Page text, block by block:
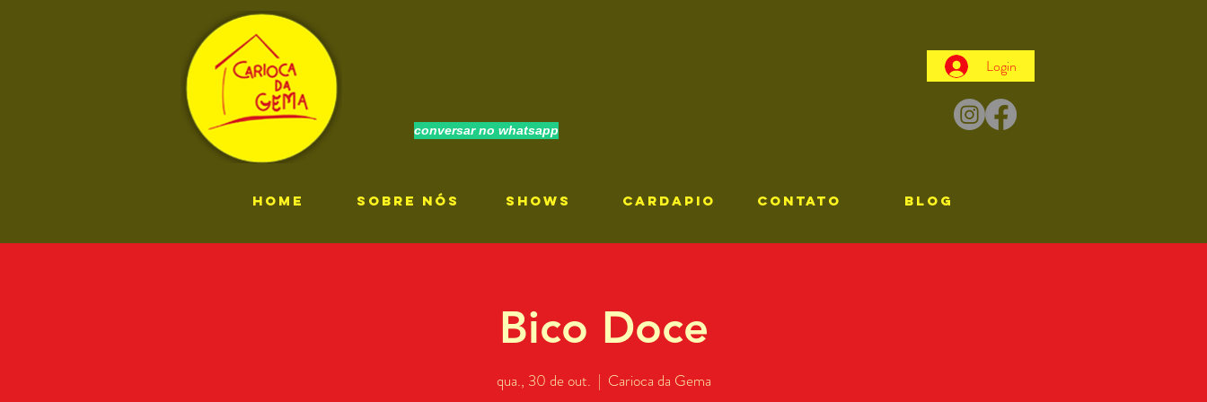
conversar no whatsapp
Login
HOME SOBRE NÓS SHOWS CARDAPIO CONTATO Blog
Bico Doce
qua., 30 de out.
  |
Carioca da Gema